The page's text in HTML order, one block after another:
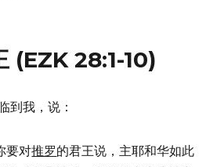
以
伯
23)
(EZK 28:1-10)
到我，说：
要对推罗的君王说，主耶和华如此